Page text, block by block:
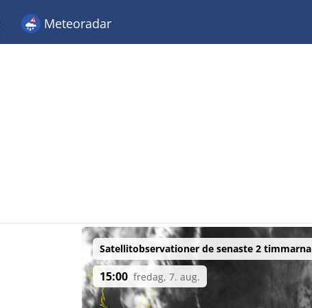
Meteoradar
Satellitobservationer de senaste 2 timmarna
15:00 fredag, 7. aug.